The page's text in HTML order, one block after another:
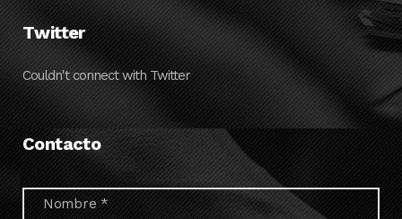
Twitter
Couldn't connect with Twitter
Contacto